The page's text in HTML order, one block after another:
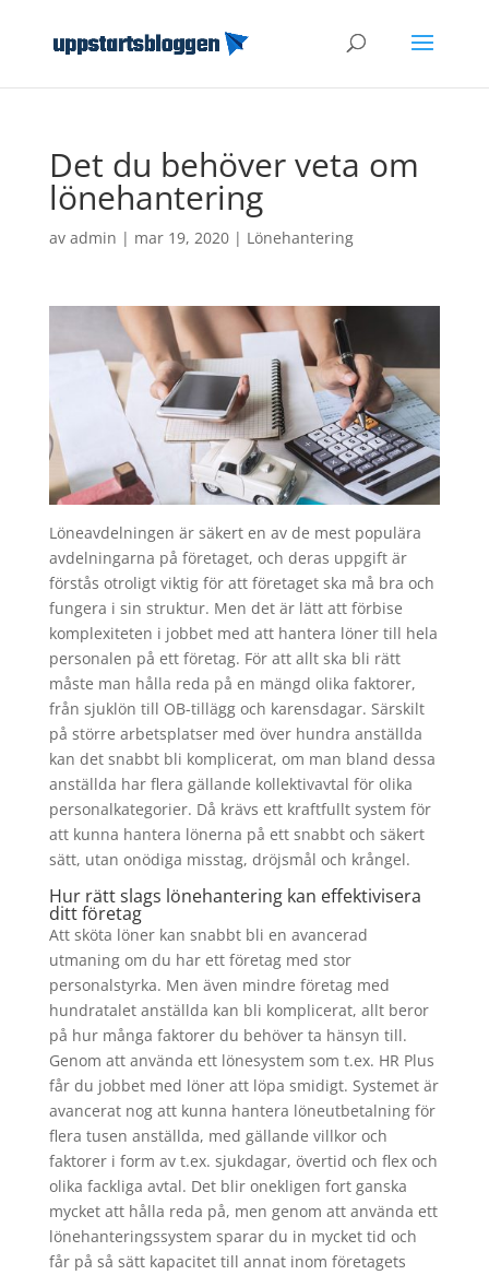
Det du behöver veta om
lönehantering
av admin | mar 19, 2020| Lönehantering
Löneavdelningen är säkert en av de mest populära
avdelningarna på företaget, och deras uppgift är
förstås otroligt viktig för att företaget ska må bra och
fungera i sin struktur. Men det är lätt att förbise
komplexiteten i jobbet med att hantera löner till hela
personalen på ett företag. För att allt ska bli rätt
måste man hålla reda på en mängd olika faktorer,
från sjuklön till OB-tillägg och karensdagar. Särskilt
på större arbetsplatser med över hundra anställda
kan det snabbt bli komplicerat, om man bland dessa
anställda har flera gällande kollektivavtal för olika
personalkategorier. Då krävs ett kraftfullt system för
att kunna hantera lönerna på ett snabbt och säkert
sätt, utan onödiga misstag, dröjsmål och krångel.
Hur rätt slags lönehantering kan effektivisera
ditt företag
Att sköta löner kan snabbt bli en avancerad
utmaning om du har ett företag med stor
personalstyrka. Men även mindre företag med
hundratalet anställda kan bli komplicerat, allt beror
på hur många faktorer du behöver ta hänsyn till.
Genom att använda ett lönesystem som t.ex. HR Plus
får du jobbet med löner att löpa smidigt. Systemet är
avancerat nog att kunna hantera löneutbetalning för
flera tusen anställda, med gällande villkor och
faktorer i form av t.ex. sjukdagar, övertid och flex och
olika fackliga avtal. Det blir onekligen fort ganska
mycket att hålla reda på, men genom att använda ett
lönehanteringssystem sparar du in mycket tid och
får på så sätt kapacitet till annat inom företagets